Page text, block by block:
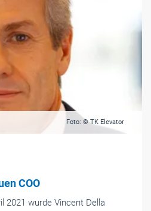
Foto: © TK Elevator
COO
2021 wurde Vincent Della